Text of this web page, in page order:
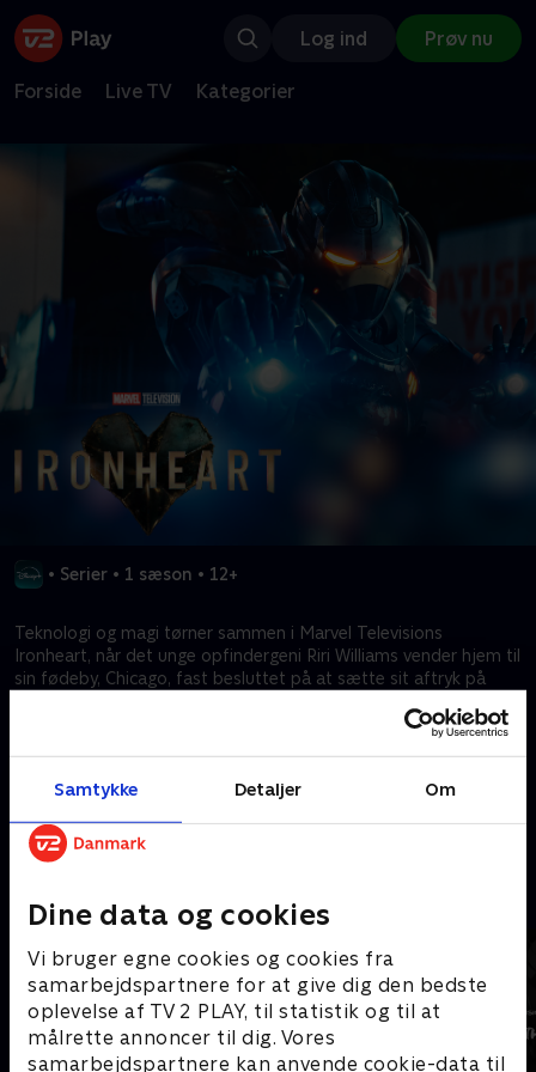
Samtykke Detaljer Om
Dine data og cookies
Vi bruger egne cookies og cookies fra
samarbejdspartnere for at give dig den bedste
oplevelse af TV 2 PLAY, til statistik og til at
målrette annoncer til dig. Vores
samarbejdspartnere kan anvende cookie-data til
Log ind Prøv nu
Forside Live TV Kategorier
• Serier • 1 sæson • 12+
Teknologi og magi tørner sammen i Marvel Televisions
Ironheart, når det unge opfindergeni Riri Williams vender hjem til
sin fødeby, Chicago, fast besluttet på at sætte sit aftryk på
ambitioner fører hende i kløerne på den gådefulde, men
Kræver tilkøb
Mere indhold fra Disney+